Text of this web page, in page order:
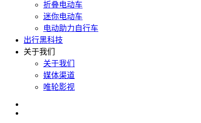
折叠电动车
迷你电动车
电动助力自行车
出行黑科技
关于我们
关于我们
媒体渠道
唯轮影视